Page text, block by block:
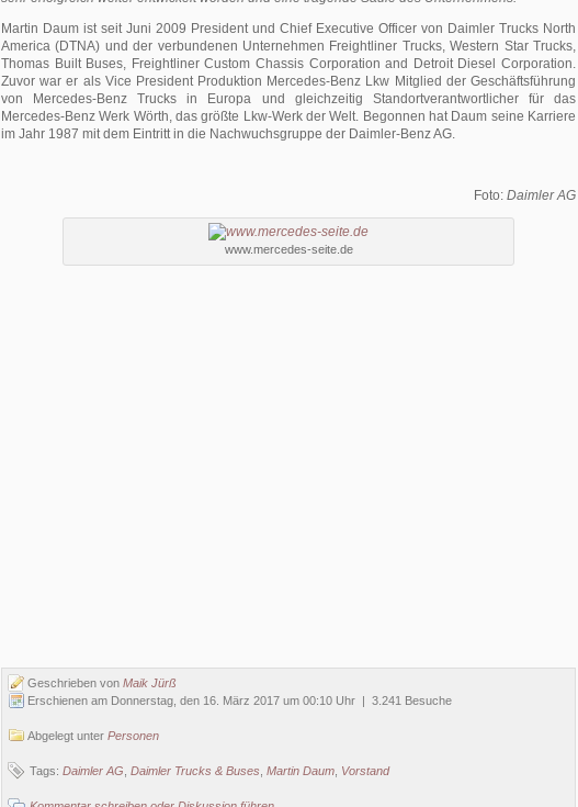
Martin Daum ist seit Juni 2009 President und Chief Executive Officer von Daimler Trucks North
America (DTNA) und der verbundenen Unternehmen Freightliner Trucks, Western Star Trucks,
Thomas Built Buses, Freightliner Custom Chassis Corporation and Detroit Diesel Corporation.
Zuvor war er als Vice President Produktion Mercedes-Benz Lkw Mitglied der Geschäftsführung
von Mercedes-Benz Trucks in Europa und gleichzeitig Standortverantwortlicher für das
Mercedes-Benz Werk Wörth, das größte Lkw-Werk der Welt. Begonnen hat Daum seine Karriere
im Jahr 1987 mit dem Eintritt in die Nachwuchsgruppe der Daimler-Benz AG.
Foto: Daimler AG
www.mercedes-seite.de
Geschrieben von Maik Jürß
Erschienen am Donnerstag, den 16. März 2017 um 00:10 Uhr | 3.241 Besuche
Abgelegt unter Personen
Tags: Daimler AG Daimler Trucks & Buses Martin Daum Vorstand